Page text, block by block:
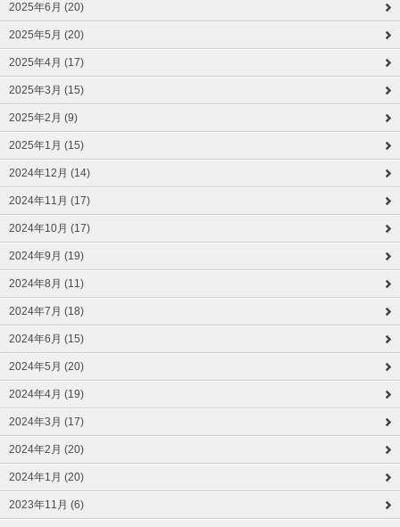
2025年6月 (20)
2025年5月 (20)
2025年4月 (17)
2025年3月 (15)
2025年2月 (9)
2025年1月 (15)
2024年12月 (14)
2024年11月 (17)
2024年10月 (17)
2024年9月 (19)
2024年8月 (11)
2024年7月 (18)
2024年6月 (15)
2024年5月 (20)
2024年4月 (19)
2024年3月 (17)
2024年2月 (20)
2024年1月 (20)
2023年11月 (6)